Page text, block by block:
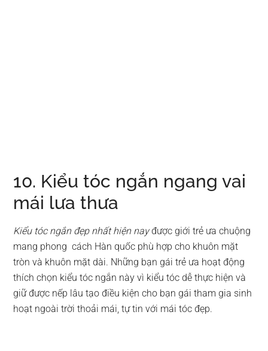
10. Kiểu tóc ngắn ngang vai
mái lưa thưa
Kiểu tóc ngắn đẹp nhất hiện nayđược giới trẻ ưa chuộng
mang phong cách Hàn quốc phù hợp cho khuôn mặt
tròn và khuôn mặt dài. Những bạn gái trẻ ưa hoạt động
thích chọn kiểu tóc ngắn này vì kiểu tóc dễ thực hiện và
giữ được nếp lâu tạo điều kiện cho bạn gái tham gia sinh
hoạt ngoài trời thoải mái, tự tin với mái tóc đẹp.